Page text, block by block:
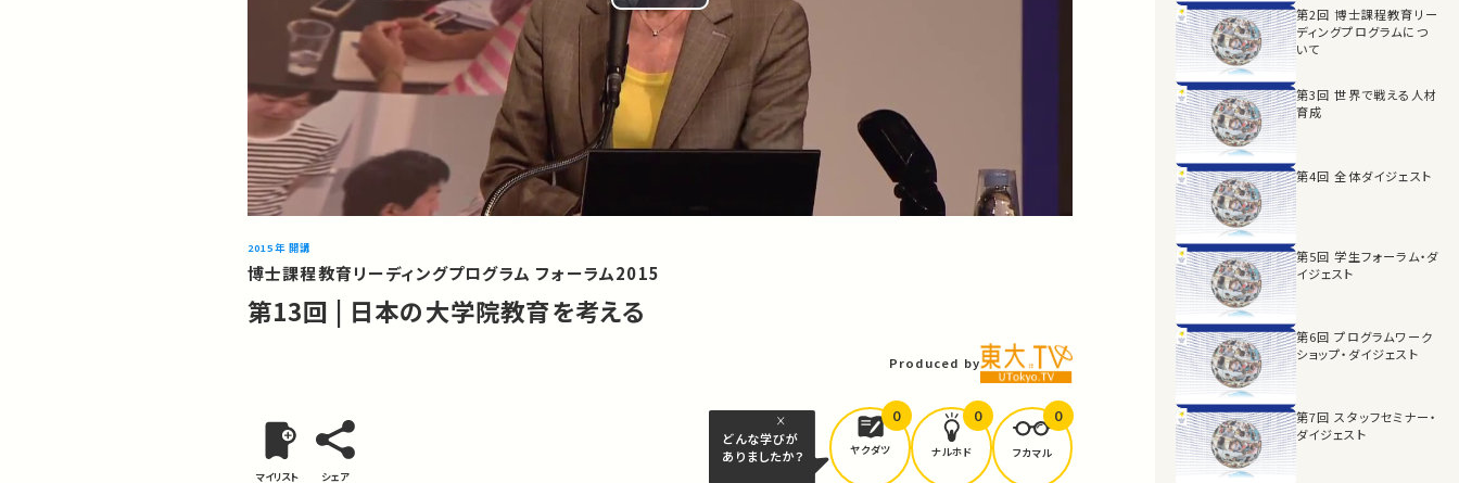
Play
Video
2015年 開講
博士課程教育リーディングプログラム フォーラム2015
第13回 | 日本の大学院教育を考える
Produced by
マイリスト シェア
どんな学びが
ありましたか？
ヤクダツ
0
ナルホド
0
フカマル
0
第2回 博士課程教育リー
ディングプログラムにつ
いて
第3回 世界で戦える人材
育成
第4回 全体ダイジェスト
第5回 学生フォーラム・ダ
イジェスト
第6回 プログラムワーク
ショップ・ダイジェスト
第7回 スタッフセミナー・
ダイジェスト